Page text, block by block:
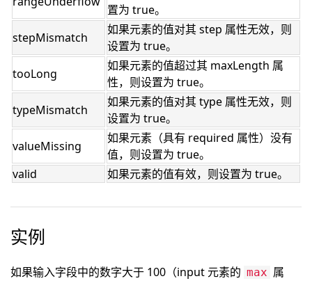
置为 true。
stepMismatch
如果元素的值对其 step 属性无效，则
设置为 true。
tooLong
如果元素的值超过其 maxLength 属
性，则设置为 true。
typeMismatch
如果元素的值对其 type 属性无效，则
设置为 true。
valueMissing
如果元素（具有 required 属性）没有
值，则设置为 true。
valid
如果元素的值有效，则设置为 true。
实例
如果输入字段中的数字大于 100（input 元素的 max 属